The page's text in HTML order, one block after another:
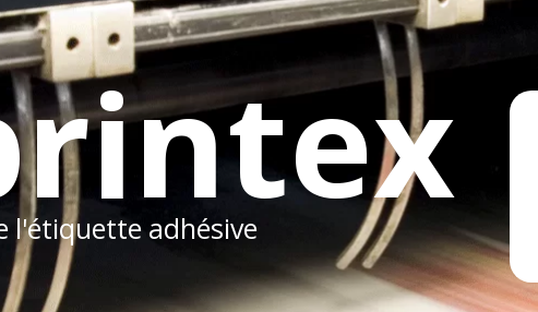
l'étiquette adhésive